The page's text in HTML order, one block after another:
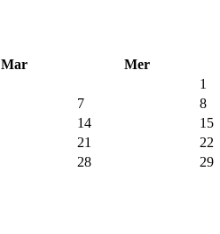
Mar
Mer
1
7
8
14
15
21
22
28 29